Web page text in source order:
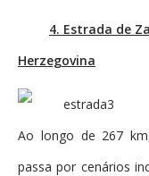
4. Estrada de
Herzegovina
Ao longo de 267
passa por cenários